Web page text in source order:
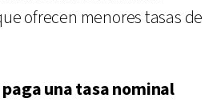
ofrecen menores tasas de
una tasa nominal